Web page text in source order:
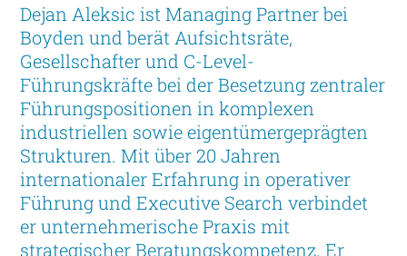
Dejan Aleksic ist Managing Partner bei
Boyden und berät Aufsichtsräte,
Gesellschafter und C-Level-
Führungskräfte bei der Besetzung zentraler
Führungspositionen in komplexen
industriellen sowie eigentümergeprägten
Strukturen. Mit über 20 Jahren
internationaler Erfahrung in operativer
Führung und Executive Search verbindet
er unternehmerische Praxis mit
strategischer Beratungskompetenz. Er